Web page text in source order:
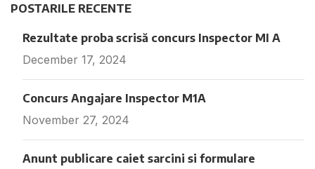
POSTARILE RECENTE
Rezultate proba scrisă concurs Inspector MI A
December 17, 2024
Concurs Angajare Inspector M1A
November 27, 2024
Anunt publicare caiet sarcini si formulare